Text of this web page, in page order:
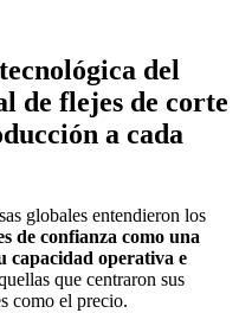
del
de flejes de corte
a cada
globales entendieron los
de confianza como una
capacidad operativa e
que centraron sus
como el precio.